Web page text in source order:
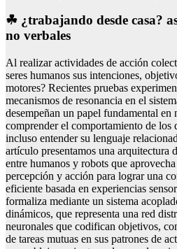
☘ ¿trabajando desde casa?
no verbales
Al realizar actividades de acción
seres humanos sus intenciones,
motores? Recientes pruebas
mecanismos de resonancia en el
desempeñan un papel fundamental en
comprender el comportamiento de los
incluso entender su lenguaje
artículo presentamos una arquitectura
entre humanos y robots que
percepción y acción para lograr una
eficiente basada en experiencias
formaliza mediante un sistema
dinámicos, que representa una red
neuronales que codifican objetivos,
de tareas mutuas en sus patrones de